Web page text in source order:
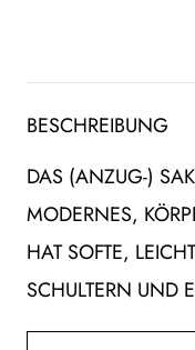
BESCHREIBUNG
DAS (ANZUG-)
MODERNES,
HAT SOFTE,
SCHULTERN UND